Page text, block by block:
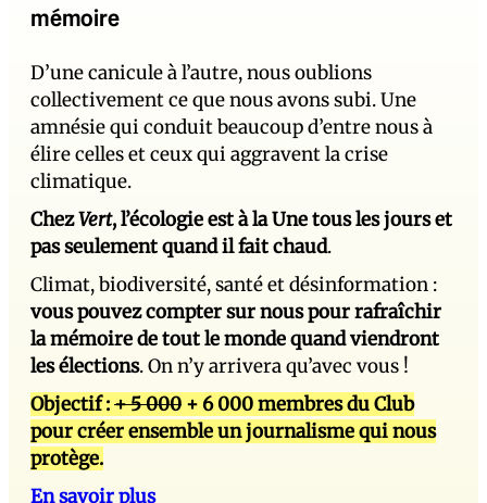
mémoire
D’une canicule à l’autre, nous oublions
collectivement ce que nous avons subi. Une
amnésie qui conduit beaucoup d’entre nous à
élire celles et ceux qui aggravent la crise
climatique.
ChezVert, l’écologie est à la Une tous les jours et
pas seulement quand il fait chaud.
Climat, biodiversité, santé et désinformation :
vous pouvez compter sur nous pour rafraîchir
la mémoire de tout le monde quand viendront
les élections. On n’y arrivera qu’avec vous !
Objectif :+ 5 000 + 6 000 membres du Club
pour créer ensemble un journalisme qui nous
protège.
En savoir plus